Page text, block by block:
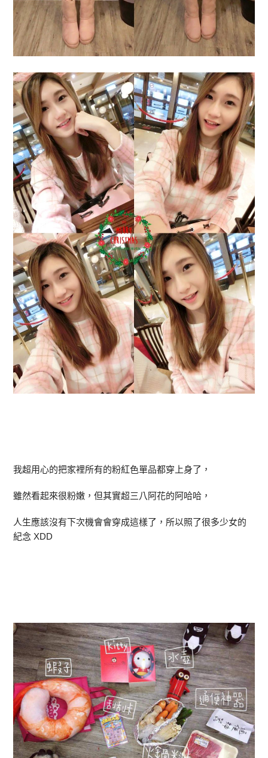
我超用心的把家裡所有的粉紅色單品都穿上身了，
雖然看起來很粉嫩，但其實超三八阿花的阿哈哈，
人生應該沒有下次機會會穿成這樣了，所以照了很多少女的
紀念 XDD